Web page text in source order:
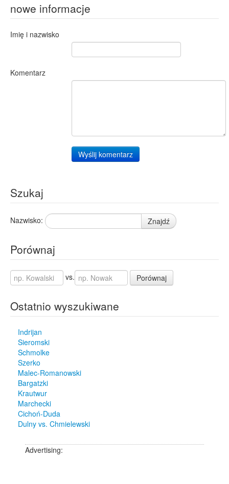
nowe informacje
Imię i nazwisko
Komentarz
Wyślij komentarz
Szukaj
Nazwisko: Znajdź
Porównaj
vs. Porównaj
Ostatnio wyszukiwane
Indrijan
Sieromski
Schmolke
Szerko
Malec-Romanowski
Bargatzki
Krautwur
Marchecki
Cichoń-Duda
Dulny vs. Chmielewski
Advertising: